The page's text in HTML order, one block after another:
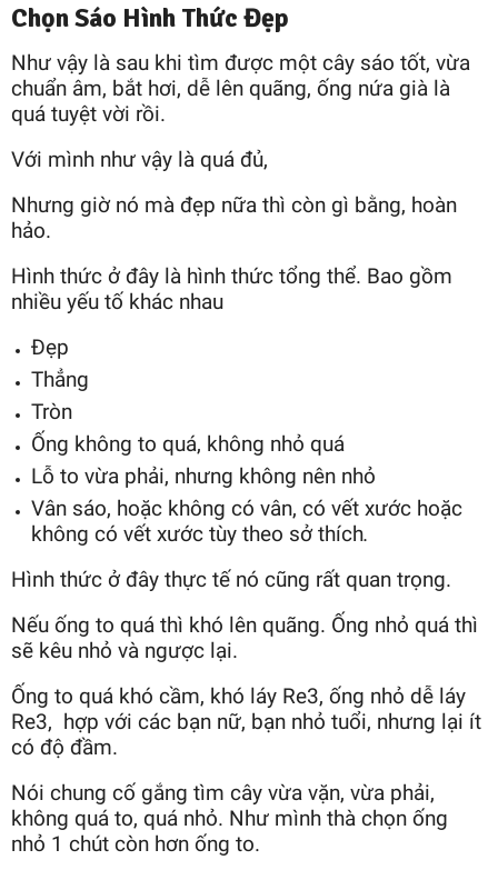
Chọn Sáo Hình Thức Đẹp
Như vậy là sau khi tìm được một cây sáo tốt, vừa
chuẩn âm, bắt hơi, dễ lên quãng, ống nứa già là
quá tuyệt vời rồi.
Với mình như vậy là quá đủ,
Nhưng giờ nó mà đẹp nữa thì còn gì bằng, hoàn
hảo.
Hình thức ở đây là hình thức tổng thể. Bao gồm
nhiều yếu tố khác nhau
Đẹp
Thẳng
Tròn
Ống không to quá, không nhỏ quá
Lỗ to vừa phải, nhưng không nên nhỏ
Vân sáo, hoặc không có vân, có vết xước hoặc
không có vết xước tùy theo sở thích.
Hình thức ở đây thực tế nó cũng rất quan trọng.
Nếu ống to quá thì khó lên quãng. Ống nhỏ quá thì
sẽ kêu nhỏ và ngược lại.
Ống to quá khó cầm, khó láy Re3, ống nhỏ dễ láy
Re3, hợp với các bạn nữ, bạn nhỏ tuổi, nhưng lại ít
có độ đầm.
Nói chung cố gắng tìm cây vừa vặn, vừa phải,
không quá to, quá nhỏ. Như mình thà chọn ống
nhỏ 1 chút còn hơn ống to.